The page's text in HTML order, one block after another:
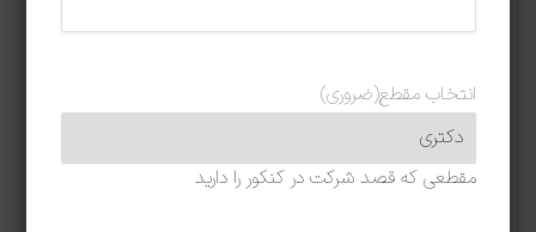
بیشتر بخوانید:منابع دکتری روانشناسی کودکان
استثنایی
انتخاب مقطع(ضروری)
مقطعی که قصد شرکت در کنکور را دارید